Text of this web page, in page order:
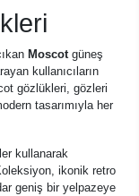
Moscot güneş
kullanıcıların
gözlükleri, gözleri
tasarımıyla her
kullanarak
ikonik retro
geniş bir yelpazeye